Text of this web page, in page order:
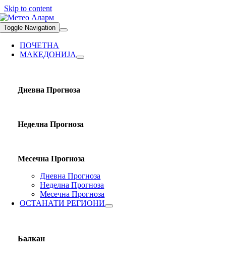
Skip to content
Toggle Navigation
ПОЧЕТНА
МАКЕДОНИЈА
Дневна Прогноза
Неделна Прогноза
Месечна Прогноза
Дневна Прогноза
Неделна Прогноза
Месечна Прогноза
ОСТАНАТИ РЕГИОНИ
Балкан